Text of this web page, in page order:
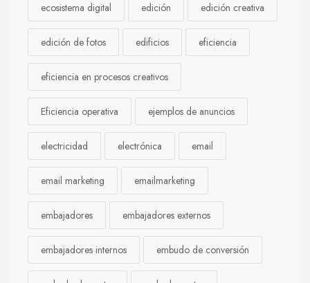
ecosistema digital edición edición creativa
edición de fotos edificios eficiencia
eficiencia en procesos creativos
Eficiencia operativa ejemplos de anuncios
electricidad electrónica email
email marketing emailmarketing
embajadores embajadores externos
embajadores internos embudo de conversión